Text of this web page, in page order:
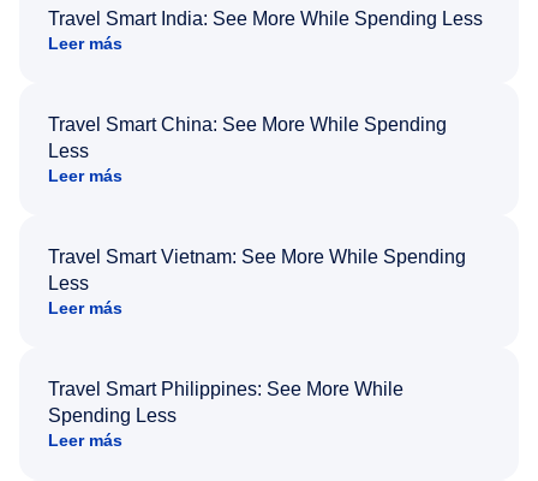
Travel Smart India: See More While Spending Less
Leer más
Travel Smart China: See More While Spending
Less
Leer más
Travel Smart Vietnam: See More While Spending
Less
Leer más
Travel Smart Philippines: See More While
Spending Less
Leer más